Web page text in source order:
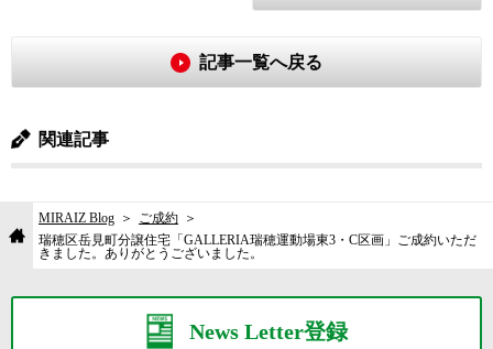
記事一覧へ戻る
関連記事
MIRAIZ Blog
ご成約
瑞穂区岳見町分譲住宅「GALLERIA瑞穂運動場東3・C区画」ご成約いただ
きました。ありがとうございました。
News Letter登録